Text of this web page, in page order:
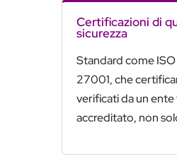
Certificazioni di
sicurezza
Standard come
27001, che
verificati da un
accreditato, non